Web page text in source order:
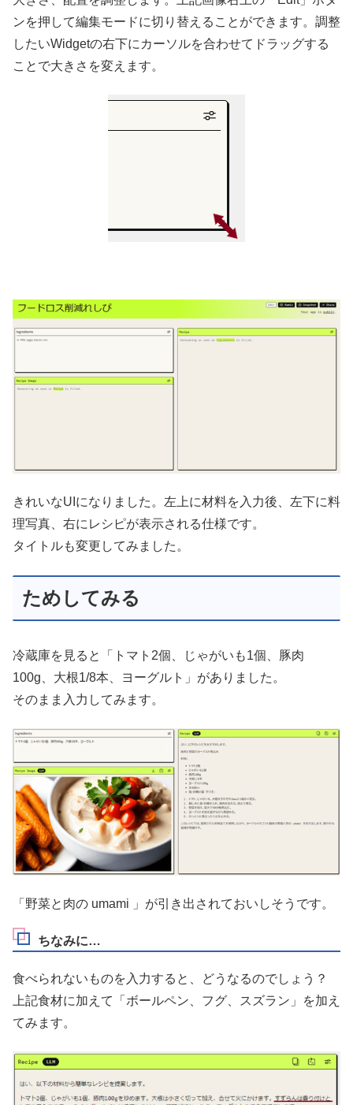
ンを押して編集モードに切り替えることができます。調整
したいWidgetの右下にカーソルを合わせてドラッグする
ことで大きさを変えます。
きれいなUIになりました。左上に材料を入力後、左下に料
理写真、右にレシピが表示される仕様です。
タイトルも変更してみました。
ためしてみる
冷蔵庫を見ると「トマト2個、じゃがいも1個、豚肉
100g、大根1/8本、ヨーグルト」がありました。
そのまま入力してみます。
「野菜と肉の umami 」が引き出されておいしそうです。
ちなみに…
食べられないものを入力すると、どうなるのでしょう？
上記食材に加えて「ボールペン、フグ、スズラン」を加え
てみます。